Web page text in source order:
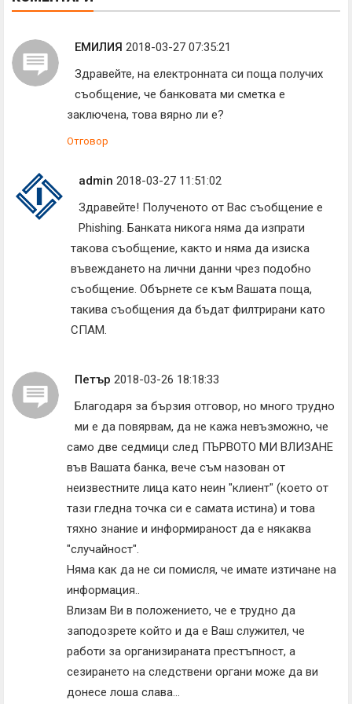
ЕМИЛИЯ 2018-03-27 07:35:21
Здравейте, на електронната си поща получих
съобщение, че банковата ми сметка е
заключена, това вярно ли е?
Отговор
admin 2018-03-27 11:51:02
Здравейте! Полученото от Вас съобщение е
Phishing. Банката никога няма да изпрати
такова съобщение, както и няма да изиска
въвеждането на лични данни чрез подобно
съобщение. Обърнете се към Вашата поща,
такива съобщения да бъдат филтрирани като
СПАМ.
Петър 2018-03-26 18:18:33
Благодаря за бързия отговор, но много трудно
ми е да повярвам, да не кажа невъзможно, че
само две седмици след ПЪРВОТО МИ ВЛИЗАНЕ
във Вашата банка, вече съм назован от
неизвестните лица като неин "клиент" (което от
тази гледна точка си е самата истина) и това
тяхно знание и информираност да е някаква
"случайност".
Няма как да не си помисля, че имате изтичане на
информация..
Влизам Ви в положението, че е трудно да
заподозрете който и да е Ваш служител, че
работи за организираната престъпност, а
сезирането на следствени органи може да ви
донесе лоша слава...